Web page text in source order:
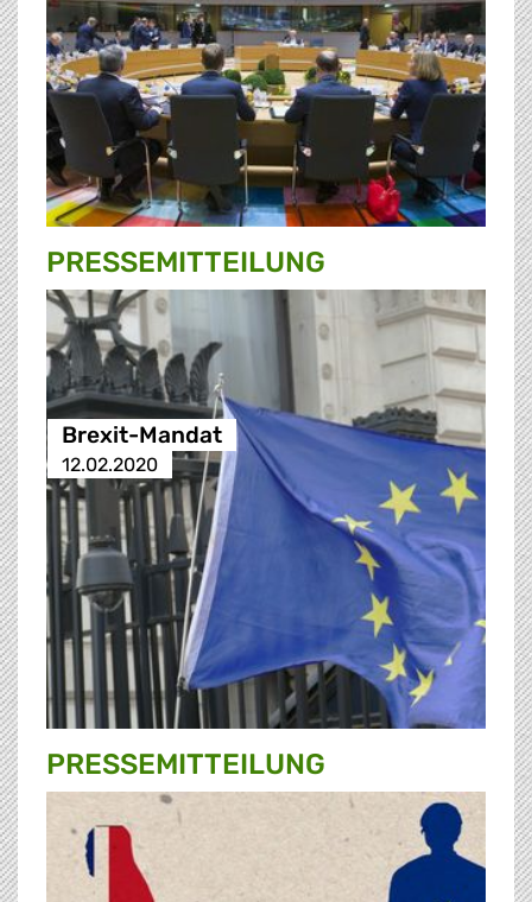
PRESSE­MITTEILUNG
Brexit-Mandat
12.02.2020
PRESSE­MITTEILUNG